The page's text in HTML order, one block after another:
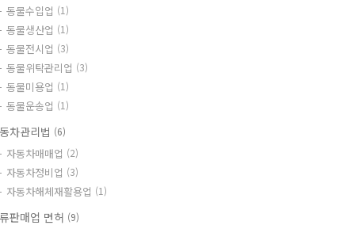
동물수입업 (1)
동물생산업 (1)
동물전시업 (3)
동물위탁관리업 (3)
동물미용업 (1)
동물운송업 (1)
차관리법 (6)
자동차매매업 (2)
자동차정비업 (3)
자동차해체재활용업 (1)
판매업 면허 (9)